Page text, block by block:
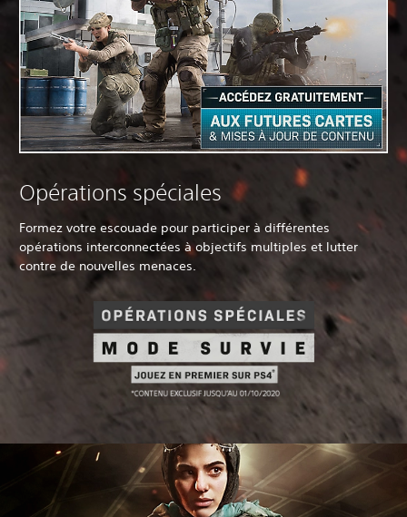
Opérations spéciales
Formez votre escouade pour participer à différentes
opérations interconnectées à objectifs multiples et lutter
contre de nouvelles menaces.